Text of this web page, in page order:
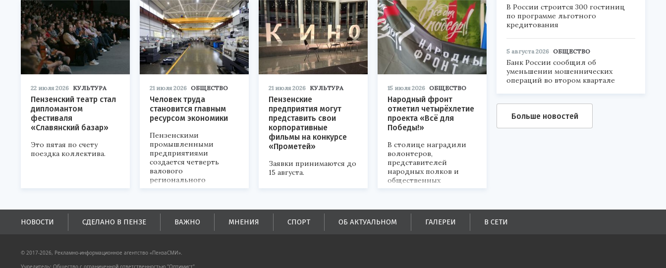
22 июля 2026 КУЛЬТУРА
Пензенский театр стал
дипломантом
фестиваля
«Славянский базар»
Это пятая по счету
поездка коллектива.
21 июля 2026 ОБЩЕСТВО
Человек труда
становится главным
ресурсом экономики
Пензенскими
промышленными
предприятиями
создается четверть
валового
регионального
продукта и
поступлений в
бюджеты всех уровней.
21 июля 2026 КУЛЬТУРА
Пензенские
предприятия могут
представить свои
корпоративные
фильмы на конкурсе
«Прометей»
Заявки принимаются до
15 августа.
15 июля 2026 ОБЩЕСТВО
Народный фронт
отметил четырёхлетие
проекта «Всё для
Победы!»
В столице наградили
волонтеров,
представителей
народных полков и
общественных
объединений.
В России строится 300 гостиниц
по программе льготного
кредитования
5 августа 2026 ОБЩЕСТВО
Банк России сообщил об
уменьшении мошеннических
операций во втором квартале
Больше новостей
НОВОСТИ СДЕЛАНО В ПЕНЗЕ ВАЖНО МНЕНИЯ СПОРТ ОБ АКТУАЛЬНОМ ГАЛЕРЕИ В СЕТИ
© 2017-2026, Рекламно-информационное агентство «ПензаСМИ».
Учредитель: Общество с ограниченной ответственностью "Оптимист".